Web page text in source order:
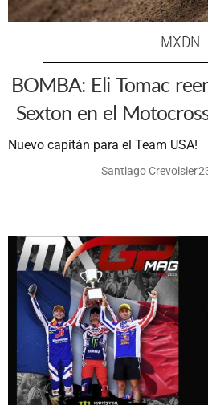
MXDN
BOMBA: Eli Tomac
Sexton en el
Nuevo capitán para el Team USA!
Santiago Crevoisier